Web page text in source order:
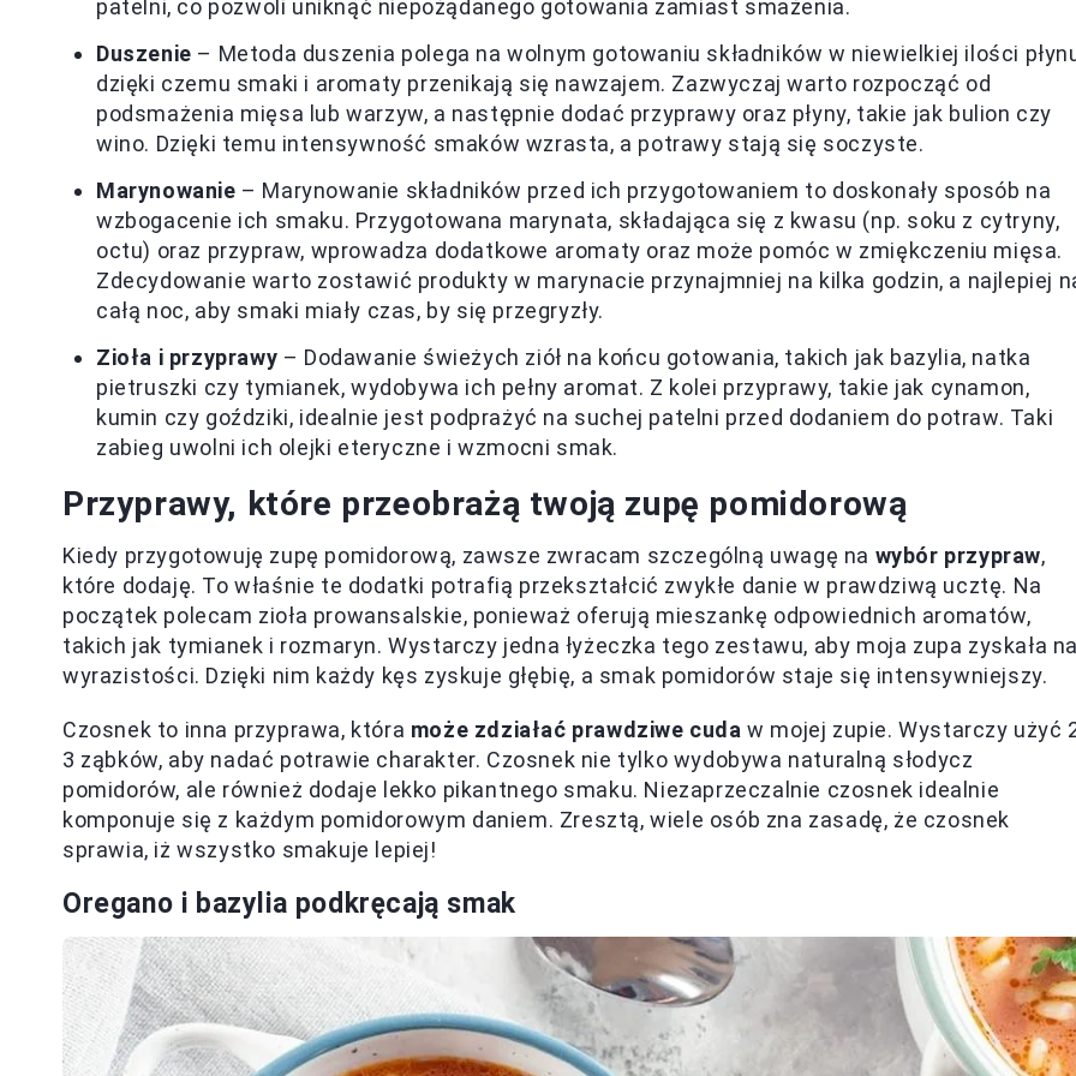
patelni, co pozwoli uniknąć niepożądanego gotowania zamiast smażenia.
Duszenie – Metoda duszenia polega na wolnym gotowaniu składników w niewielkiej ilości
dzięki czemu smaki i aromaty przenikają się nawzajem. Zazwyczaj warto rozpocząć od
podsmażenia mięsa lub warzyw, a następnie dodać przyprawy oraz płyny, takie jak bulion czy
wino. Dzięki temu intensywność smaków wzrasta, a potrawy stają się soczyste.
Marynowanie – Marynowanie składników przed ich przygotowaniem to doskonały sposób na
wzbogacenie ich smaku. Przygotowana marynata, składająca się z kwasu (np. soku z cytryny,
octu) oraz przypraw, wprowadza dodatkowe aromaty oraz może pomóc w zmiękczeniu mięsa.
Zdecydowanie warto zostawić produkty w marynacie przynajmniej na kilka godzin, a najlepiej
całą noc, aby smaki miały czas, by się przegryzły.
Zioła i przyprawy – Dodawanie świeżych ziół na końcu gotowania, takich jak bazylia, natka
pietruszki czy tymianek, wydobywa ich pełny aromat. Z kolei przyprawy, takie jak cynamon,
kumin czy goździki, idealnie jest podprażyć na suchej patelni przed dodaniem do potraw. Taki
zabieg uwolni ich olejki eteryczne i wzmocni smak.
Przyprawy, które przeobrażą twoją zupę pomidorową
Kiedy przygotowuję zupę pomidorową, zawsze zwracam szczególną uwagę na wybór przypraw,
które dodaję. To właśnie te dodatki potrafią przekształcić zwykłe danie w prawdziwą ucztę. Na
początek polecam zioła prowansalskie, ponieważ oferują mieszankę odpowiednich aromatów,
takich jak tymianek i rozmaryn. Wystarczy jedna łyżeczka tego zestawu, aby moja zupa zyskała
wyrazistości. Dzięki nim każdy kęs zyskuje głębię, a smak pomidorów staje się intensywniejszy.
Czosnek to inna przyprawa, która może zdziałać prawdziwe cuda w mojej zupie. Wystarczy użyć
3 ząbków, aby nadać potrawie charakter. Czosnek nie tylko wydobywa naturalną słodycz
pomidorów, ale również dodaje lekko pikantnego smaku. Niezaprzeczalnie czosnek idealnie
komponuje się z każdym pomidorowym daniem. Zresztą, wiele osób zna zasadę, że czosnek
sprawia, iż wszystko smakuje lepiej!
Oregano i bazylia podkręcają smak